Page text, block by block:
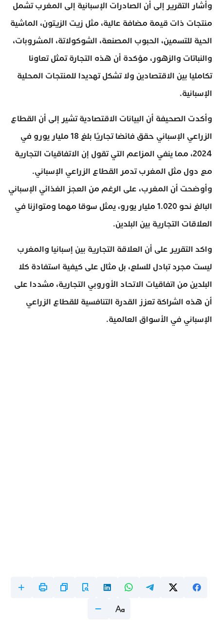
وأشار التقرير إلى أن الصادرات الإسبانية إلى المغرب تشمل
منتجات ذات قيمة مضافة عالية، مثل زيت الزيتون، الماشية
الحية للتسمين، الحبوب المصنعة، الشوكولاتة، المشروبات،
والنباتات والزهور، مؤكدة أن هذه التجارة تمثل تعاونا
تكامليا بين الاقتصادين ولا تشكل تهديدا للمنتجات المحلية
الإسبانية.
وأكدت الصحيفة أن البيانات الاقتصادية تشير إلى أن القطاع
الزراعي الإسباني حقق فائضا تجاريًا بلغ 18 مليار يورو في
2024، مما ينفي المزاعم التي تقول إن الاتفاقيات التجارية
مع دول مثل المغرب تدمر القطاع الزراعي الإسباني.
وأوضحت أن المغرب، على الرغم من العجز الغذائي الإسباني
البالغ نحو 1.020 مليار يورو، يمثل سوقا مهما ومتوازنا في
العلاقات التجارية بين البلدين.
واكد التقرير على أن العلاقة التجارية بين إسبانيا والمغرب
ليست مجرد تبادل للسلع، بل مثال على كيفية استفادة كلا
البلدين من اتفاقيات الاتحاد الأوروبي التجارية، مشددا على
أن هذه الشراكة تعزز القدرة التنافسية للقطاع الزراعي
الإسباني في الأسواق العالمية.